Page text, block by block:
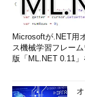
Microsoftが.NET用
ス機械学習フレー
版「ML.NET 0.11」